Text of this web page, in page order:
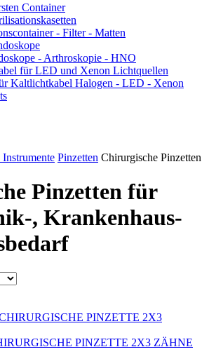
Container
- Filter - Matten
- Arthroskopie - HNO
für LED und Xenon Lichtquellen
Kaltlichtkabel Halogen - LED - Xenon
Pinzetten Chirurgische Pinzetten
Pinzetten für
, Krankenhaus-
PINZETTE 2X3 ZÄHNE